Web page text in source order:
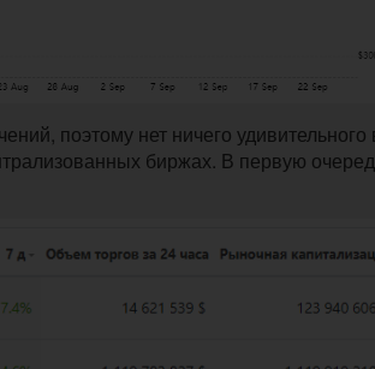
поэтому нет ничего удивительного
биржах. В первую